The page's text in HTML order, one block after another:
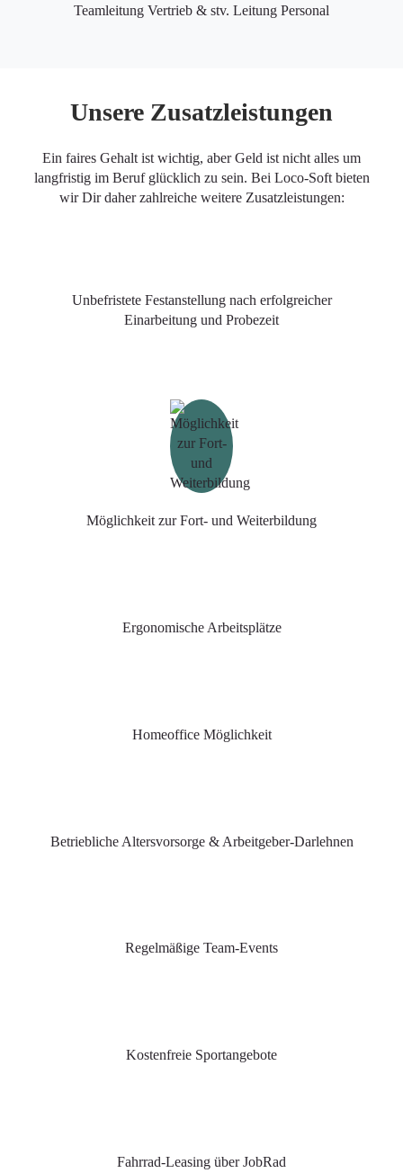
Teamleitung Vertrieb & stv. Leitung Personal
Unsere Zusatzleistungen
Ein faires Gehalt ist wichtig, aber Geld ist nicht alles um
langfristig im Beruf glücklich zu sein. Bei Loco-Soft bieten
wir Dir daher zahlreiche weitere Zusatzleistungen:
Unbefristete Festanstellung nach erfolgreicher
Einarbeitung und Probezeit
Möglichkeit zur Fort- und Weiterbildung
Ergonomische Arbeitsplätze
Homeoffice Möglichkeit
Betriebliche Altersvorsorge & Arbeitgeber-Darlehnen
Regelmäßige Team-Events
Kostenfreie Sportangebote
Fahrrad-Leasing über JobRad